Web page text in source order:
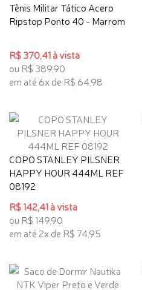
Tênis Militar Tático Acero
Ripstop Ponto 40 - Marrom
R$ 370,41 à vista
ou R$ 389,90
em até 6x de R$ 64,98
COPO STANLEY PILSNER
HAPPY HOUR 444ML REF
08192
R$ 142,41 à vista
ou R$ 149,90
em até 2x de R$ 74,95